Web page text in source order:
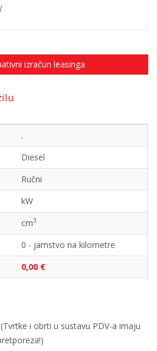
izračun leasinga
.
Diesel
Ručni
kW
cm3
0 - jamstvo na kilometre
0,00 €
i obrti u sustavu PDV-a imaju